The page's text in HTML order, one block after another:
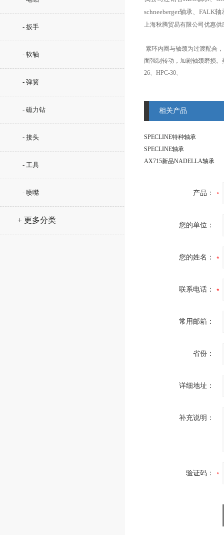
- 扳手
- 软轴
- 弹簧
- 磁力钻
- 接头
- 工具
- 喷嘴
+ 更多分类
schneeberger轴承、FALK
上海秋腾贸易有限公司优惠供
紧环内圈与轴颈为过渡配合
面强制转动，加剧轴颈磨损
26、HPC-30、
相关产品
SPECLINE特种轴承
SPECLINE轴承
AX715新品NADELLA轴承
产品：
您的单位：
您的姓名：
联系电话：
常用邮箱：
省份：
详细地址：
补充说明：
验证码：